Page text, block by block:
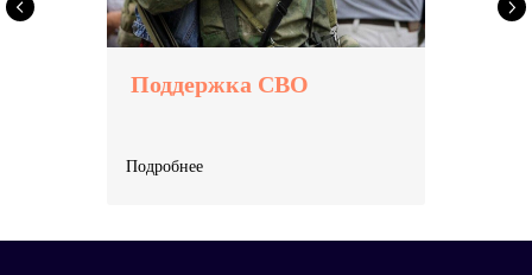
Поддержка СВО
Подробнее